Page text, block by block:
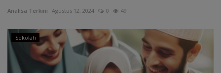
Analisa Terkini Agustus 12, 2024 0 49
Sekolah